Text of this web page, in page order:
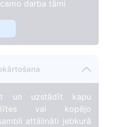
darba tāmi
un uzstādīt kapu
vai kopējo
attālināti jebkurā